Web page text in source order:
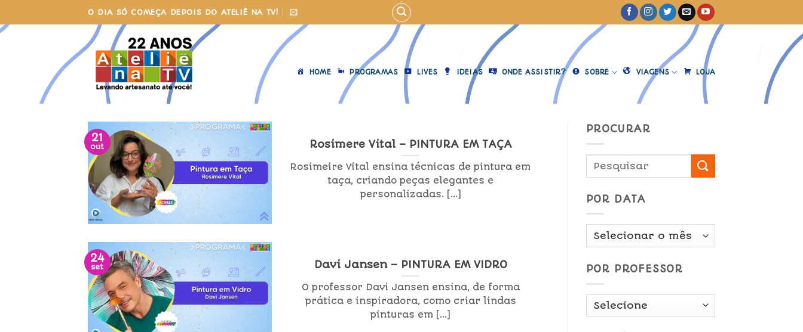
to
content
O DIA SÓ COMEÇA DEPOIS DO ATELIÊ NA TV!
HOME PROGRAMAS LIVES IDEIAS ONDE ASSISTIR? SOBRE VIAGENS LOJA
Rosimere Vital – PINTURA EM TAÇA
Rosimeire Vital ensina técnicas de pintura em
taça, criando peças elegantes e
personalizadas. [...]
21
out
Davi Jansen – PINTURA EM VIDRO
O professor Davi Jansen ensina, de forma
prática e inspiradora, como criar lindas
pinturas em [...]
24
set
PROCURAR
POR DATA
Por
POR PROFESSOR